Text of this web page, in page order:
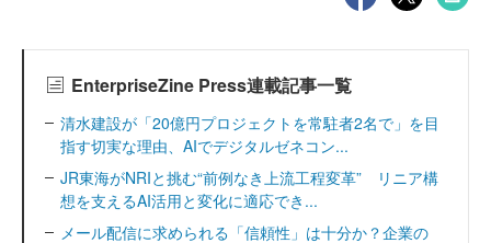
EnterpriseZine Press連載記事一覧
清水建設が「20億円プロジェクトを常駐者2名で」を目
指す切実な理由、AIでデジタルゼネコン...
JR東海がNRIと挑む“前例なき上流工程変革” リニア構
想を支えるAI活用と変化に適応でき...
メール配信に求められる「信頼性」は十分か？企業の